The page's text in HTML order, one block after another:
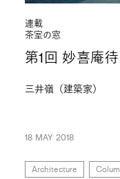
連載
茶室の窓
第1回 妙喜庵
三井嶺（建築家）
18 MAY 2018
Architecture